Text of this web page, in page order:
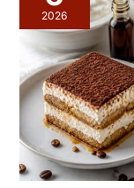
2026